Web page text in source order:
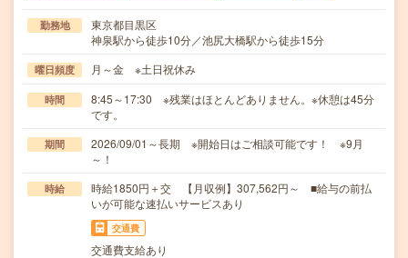
勤務地
東京都目黒区
神泉駅から徒歩10分／池尻大橋駅から徒歩15分
曜日頻度 月～金 ※土日祝休み
時間
8:45～17:30 ※残業はほとんどありません。※休憩は45分
です。
期間
2026/09/01～長期 ※開始日はご相談可能です！ ※9月
～！
時給
時給1850円＋交 【月収例】307,562円～ ■給与の前払
いが可能な速払いサービスあり
交通費
交通費支給あり